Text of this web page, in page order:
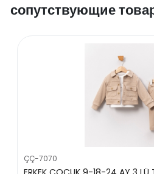
сопутствующие
ÇÇ-7070